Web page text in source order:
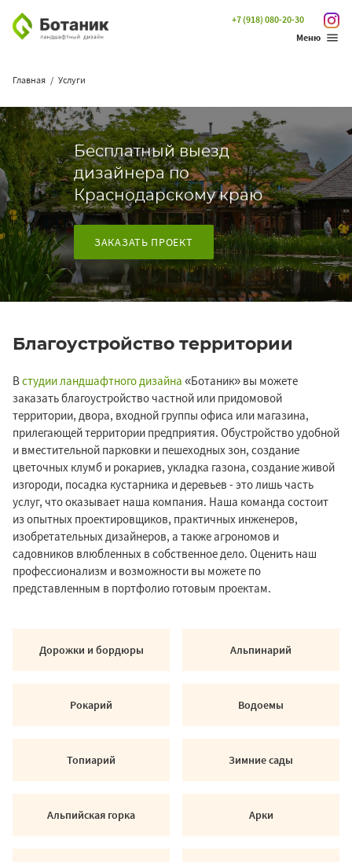
+7 (918) 080-20-30
Меню
Главная Услуги
Бесплатный выезд
дизайнера по
Краснодарскому краю
ЗАКАЗАТЬ ПРОЕКТ
Благоустройство территории
Встудии ландшафтного дизайна Ботаник
вы можете
заказать благоустройство частной или придомовой
территории, двора, входной группы офиса или магазина,
прилегающей территории предприятия. Обустройство удобной
и вместительной парковки и пешеходных зон, создание
цветочных клумб и рокариев, укладка газона, создание живой
изгороди, посадка кустарника и деревьев - это лишь часть
услуг, что оказывает наша компания. Наша команда состоит
из опытных проектировщиков, практичных инженеров,
изобретательных дизайнеров, а также агрономов и
садовников влюбленных в собственное дело. Оценить наш
профессионализм и возможности вы можете по
представленным в портфолио готовым проектам.
Дорожки и бордюры Альпинарий
Рокарий Водоемы
Топиарий Зимние сады
Альпийская горка Арки